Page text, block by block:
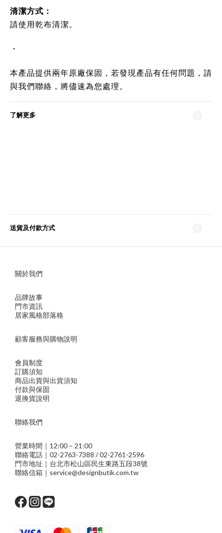
清潔方式：
請使用乾布清潔。
・
本產品提供兩年原廠保固，若發現產品有任何問題，請
與我們聯絡，將儘速為您處理。
了解更多
送貨及付款方式
關於我們
品牌故事
門市資訊
居家風格部落格
顧客服務與購物說明
會員制度
訂購須知
商品出貨與出貨須知
付款與保固
退換貨說明
聯絡我們
營業時間｜12:00 – 21:00
聯絡電話｜02-2763-7388 / 02-2761-2596
門市地址｜台北市松山區民生東路五段38號
聯絡信箱｜service@designbutik.com.tw